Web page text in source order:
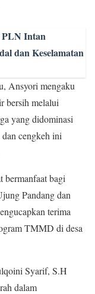
Intan
dan Keselamatan
Ansyori mengaku
bersih melalui
yang didominasi
cengkeh ini
bermanfaat bagi
Pandang dan
terima
TMMD di desa
Syarif, S.H
dalam